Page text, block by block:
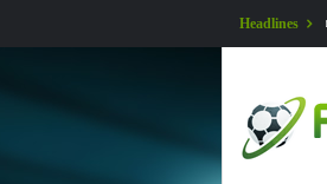
Headlines